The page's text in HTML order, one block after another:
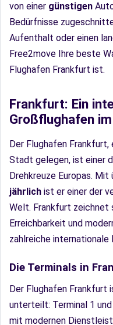
von einer günstigen
Bedürfnisse
Aufenthalt oder einen
Free2move Ihre beste
Flughafen Frankfurt ist.
Frankfurt: Ein
Großflughafen
Der Flughafen
Stadt gelegen, ist einer
Drehkreuze Europas. Mit
jährlich ist er einer der
Welt. Frankfurt zeichnet
Erreichbarkeit und
zahlreiche internationale
Die Terminals in
Der Flughafen Frankfurt
unterteilt: Terminal 1
mit modernen